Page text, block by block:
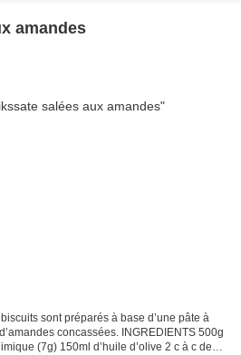
amandes
sont préparés à base d’une pâte à
concassées. INGREDIENTS 500g
(7g) 150ml d’huile d’olive 2 c à c de